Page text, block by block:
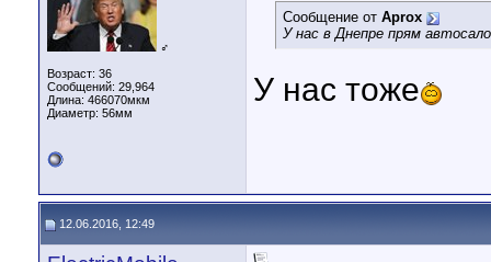
♂
Возраст: 36
Сообщений: 29,964
Длина: 466070мкм
Диаметр: 56мм
Сообщение от Aprox
У нас в Днепре прям
У нас тоже
12.06.2016, 12:49